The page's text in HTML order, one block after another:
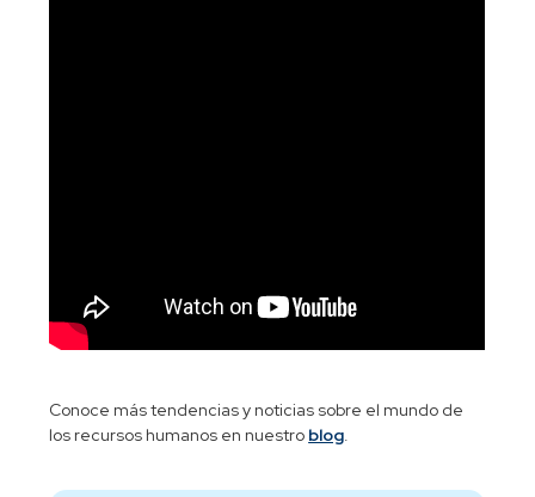
Conoce más tendencias y noticias sobre el mundo de
los recursos humanos en nuestro blog.